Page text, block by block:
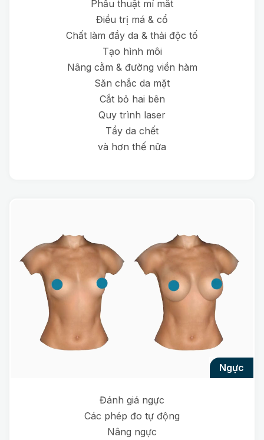
Phẫu thuật mí mắt
Điều trị má & cổ
Chất làm đầy da & thải độc tố
Tạo hình môi
Nâng cằm & đường viền hàm
Săn chắc da mặt
Cắt bỏ hai bên
Quy trình laser
Tẩy da chết
và hơn thế nữa
ngực
Đánh giá ngực
Các phép đo tự động
Nâng ngực